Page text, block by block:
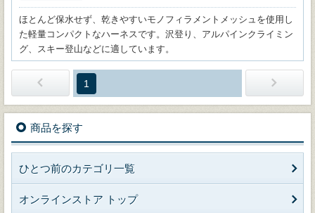
ほとんど保水せず、乾きやすいモノフィラメントメッシュを使用し
た軽量コンパクトなハーネスです。沢登り、アルパインクライミン
グ、スキー登山などに適しています。
1
商品を探す
ひとつ前のカテゴリ一覧
オンラインストア トップ